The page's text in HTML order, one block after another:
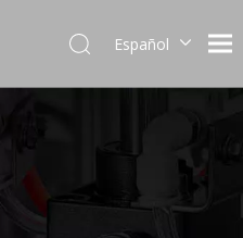
Español